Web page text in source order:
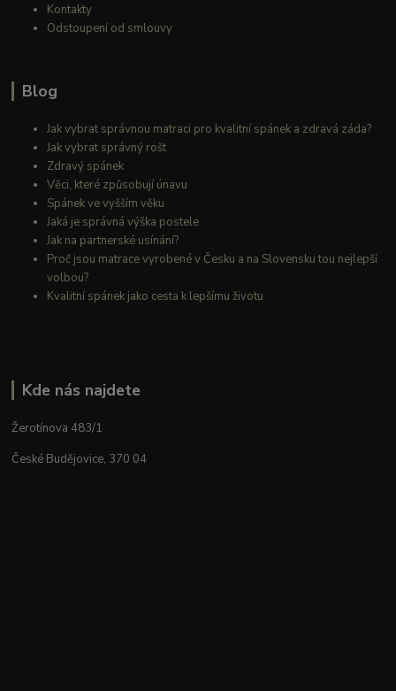
Kontakty
Odstoupení od smlouvy
Blog
Jak vybrat správnou matraci pro kvalitní spánek a zdravá záda?
Jak vybrat správný rošt
Zdravý spánek
Věci, které způsobují únavu
Spánek ve vyšším věku
Jaká je správná výška postele
Jak na partnerské usínání?
Proč jsou matrace vyrobené v Česku a na Slovensku tou nejlepší
volbou?
Kvalitní spánek jako cesta k lepšímu životu
Kde nás najdete
Žerotínova 483/1
České Budějovice, 370 04